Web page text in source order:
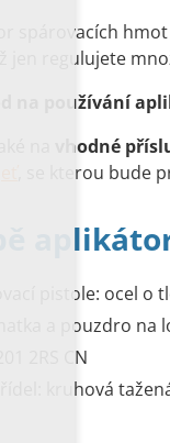
spárovacích
jen regulujete
na používání
vhodné
, se kterou bude
pistole: ocel o
a pouzdro na
2RS CN
kruhová